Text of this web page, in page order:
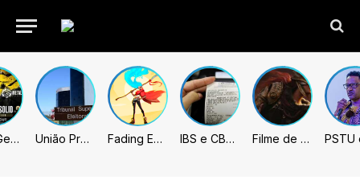
Metal Gear Solid: Master Collection 2 terá legendas e menus em portugues União Progressista e PL terão mais tempo de propaganda eleitoral Fading Echo – Review IBS e CBS necessitarão constar nas notas fiscais com início desta 2ª. Entenda Filme de Elden Ring tem gravações concluídas, mas ainda fica longe do lançamento